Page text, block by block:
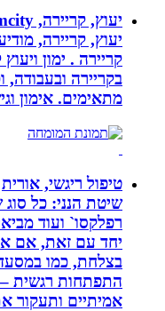
יעוץ, קריירה, mcity
יעוץ, קריירה,
קריירה . ימון ויעוץ
בקריירה ובעבודה, וכן
מתאימים. אימון
טיפול ריגשי, אורית
שיטת הנני: כל סוג של
רפלקסו` ועוד מביאים
יחד עם זאת, אם אדם
בצלחת, כמו במסעדה,
התפתחות רגשית –
אמיתיים ותעקור את